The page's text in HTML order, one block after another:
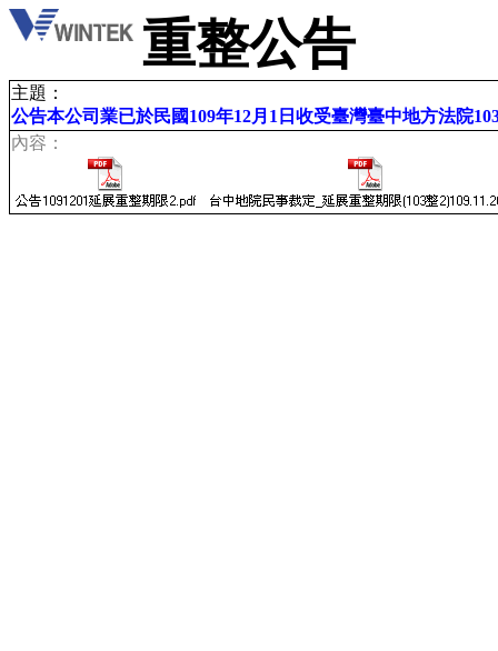
重整公告
主題：
公告本公司業已於民國109年12月1日收受臺灣臺中地方法院
內容：